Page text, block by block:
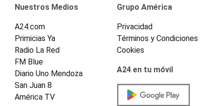
Nuestros Medios
A24.com
Primicias Ya
Radio La Red
FM Blue
Diario Uno Mendoza
San Juan 8
América TV
Grupo América
Privacidad
Términos y Condiciones
Cookies
A24 en tu móvil